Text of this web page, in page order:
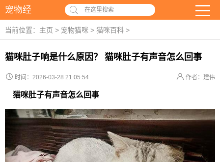
宠物经 在这里搜索
当前位置： 主页 > 宠物猫咪 > 猫咪百科 >
猫咪肚子响是什么原因？ 猫咪肚子有声音怎么回事
时间：2026-03-28 21:05:54 作者：建伟
猫咪肚子有声音怎么回事